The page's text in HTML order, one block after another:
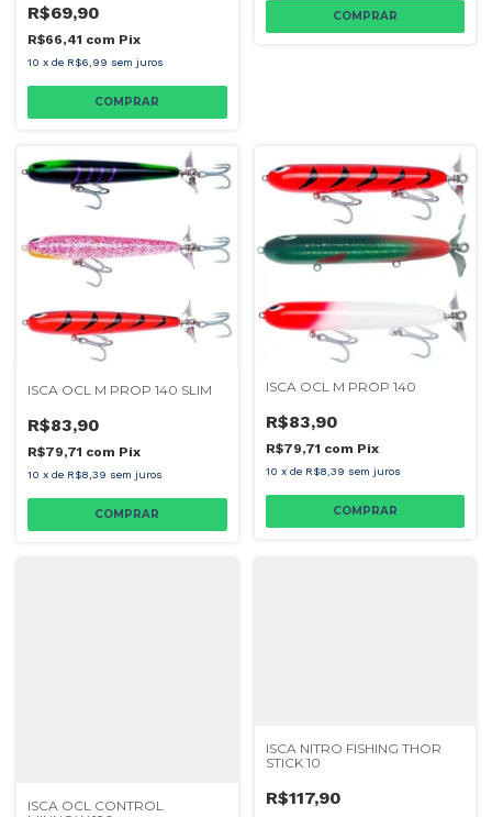
R$69,90
R$66,41 com Pix
10 x de R$6,99 sem juros
COMPRAR
COMPRAR
ISCA OCL M PROP 140 SLIM
R$83,90
R$79,71 com Pix
10 x de R$8,39 sem juros
COMPRAR
ISCA OCL M PROP 140
R$83,90
R$79,71 com Pix
10 x de R$8,39 sem juros
COMPRAR
ISCA OCL CONTROL
ISCA NITRO FISHING THOR
STICK 10
R$117,90